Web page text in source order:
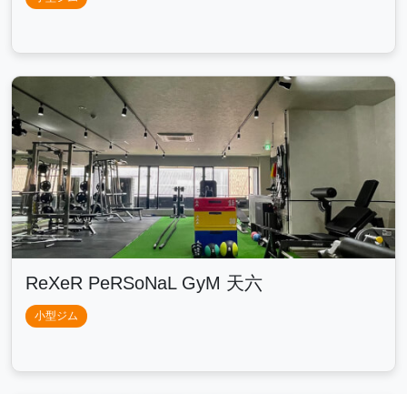
ReXeR PeRSoNaL GyM 天六
小型ジム